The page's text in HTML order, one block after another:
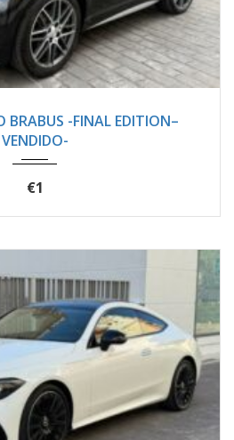
BRABUS -FINAL EDITION–
VENDIDO-
€1